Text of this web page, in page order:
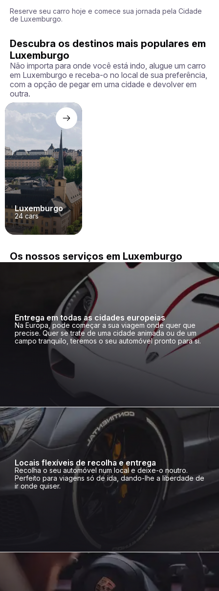
Reserve seu carro hoje e comece sua jornada pela Cidade
de Luxemburgo.
Descubra os destinos mais populares em
Luxemburgo
Não importa para onde você está indo, alugue um carro
em Luxemburgo e receba-o no local de sua preferência,
com a opção de pegar em uma cidade e devolver em
outra.
Luxemburgo
24 cars
Os nossos serviços em Luxemburgo
Entrega em todas as cidades europeias
Na Europa, pode começar a sua viagem onde quer que
precise. Quer se trate de uma cidade animada ou de um
campo tranquilo, teremos o seu automóvel pronto para si.
Locais flexíveis de recolha e entrega
Recolha o seu automóvel num local e deixe-o noutro.
Perfeito para viagens só de ida, dando-lhe a liberdade de
ir onde quiser.